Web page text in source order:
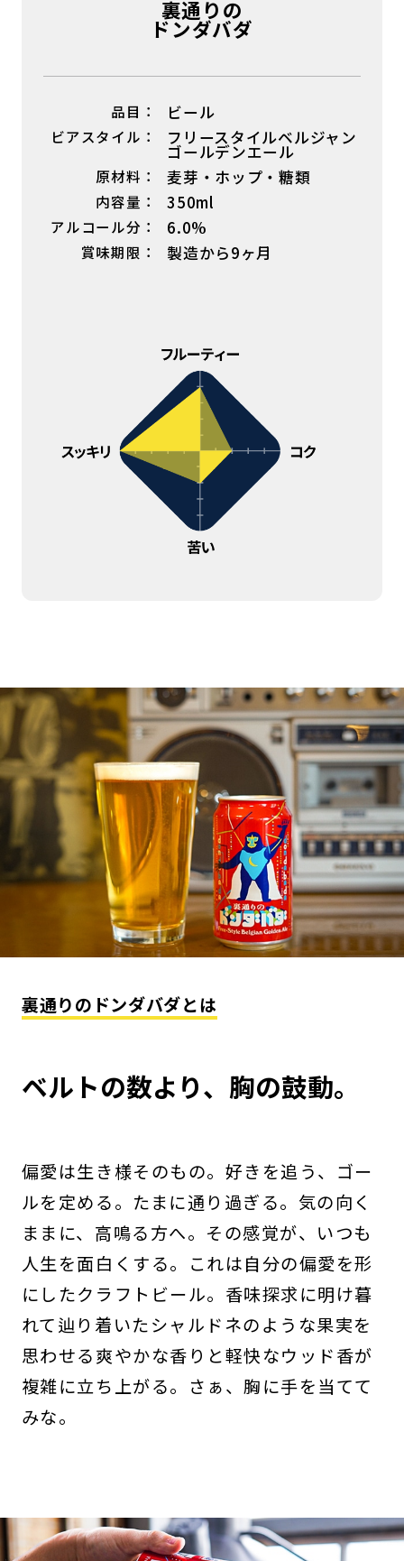
裏通りの
ドンダバダ
品目： ビール
ビアスタイル： フリースタイルベルジャン
ゴールデンエール
原材料： 麦芽・ホップ・糖類
内容量： 350ml
アルコール分： 6.0%
賞味期限： 製造から9ヶ月
裏通りのドンダバダとは
ベルトの数より、胸の鼓動。
偏愛は生き様そのもの。好きを追う、ゴー
ルを定める。たまに通り過ぎる。気の向く
ままに、高鳴る方へ。その感覚が、いつも
人生を面白くする。これは自分の偏愛を形
にしたクラフトビール。香味探求に明け暮
れて辿り着いたシャルドネのような果実を
思わせる爽やかな香りと軽快なウッド香が
複雑に立ち上がる。さぁ、胸に手を当てて
みな。